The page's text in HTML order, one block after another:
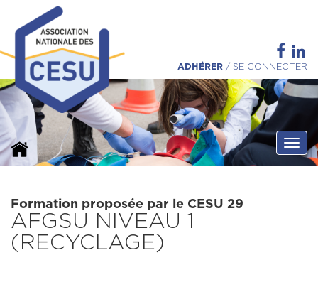
ADHÉRER / SE CONNECTER
Formation proposée par le CESU 29
AFGSU NIVEAU 1
(RECYCLAGE)